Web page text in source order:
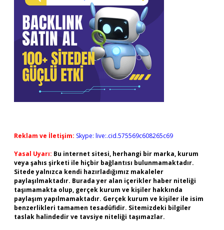
Reklam ve İletişim: Skype: live:.cid.575569c608265c69
Yasal Uyarı: Bu internet sitesi, herhangi bir marka, kurum
veya şahıs şirketi ile hiçbir bağlantısı bulunmamaktadır.
Sitede yalnızca kendi hazırladığımız makaleler
paylaşılmaktadır. Burada yer alan içerikler haber niteliği
taşımamakta olup, gerçek kurum ve kişiler hakkında
paylaşım yapılmamaktadır. Gerçek kurum ve kişiler ile isim
benzerlikleri tamamen tesadüfidir. Sitemizdeki bilgiler
taslak halindedir ve tavsiye niteliği taşımazlar.